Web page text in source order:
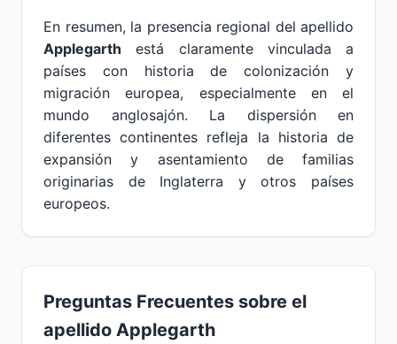
En resumen, la presencia regional del apellido
Applegarth está claramente vinculada a
países con historia de colonización y
migración europea, especialmente en el
mundo anglosajón. La dispersión en
diferentes continentes refleja la historia de
expansión y asentamiento de familias
originarias de Inglaterra y otros países
europeos.
Preguntas Frecuentes sobre el
apellido Applegarth